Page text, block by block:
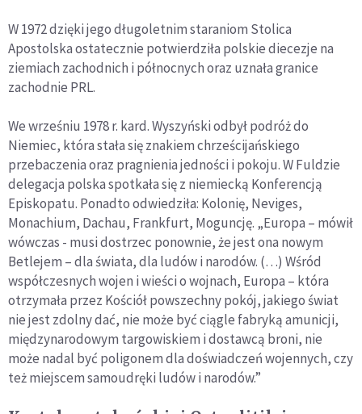
W 1972 dzięki jego długoletnim staraniom Stolica
Apostolska ostatecznie potwierdziła polskie diecezje na
ziemiach zachodnich i północnych oraz uznała granice
zachodnie PRL.
We wrześniu 1978 r. kard. Wyszyński odbył podróż do
Niemiec, która stała się znakiem chrześcijańskiego
przebaczenia oraz pragnienia jedności i pokoju. W Fuldzie
delegacja polska spotkała się z niemiecką Konferencją
Episkopatu. Ponadto odwiedziła: Kolonię, Neviges,
Monachium, Dachau, Frankfurt, Moguncję. „Europa – mówił
wówczas - musi dostrzec ponownie, że jest ona nowym
Betlejem – dla świata, dla ludów i narodów. (…) Wśród
współczesnych wojen i wieści o wojnach, Europa – która
otrzymała przez Kościół powszechny pokój, jakiego świat
nie jest zdolny dać, nie może być ciągle fabryką amunicji,
międzynarodowym targowiskiem i dostawcą broni, nie
może nadal być poligonem dla doświadczeń wojennych, czy
też miejscem samoudręki ludów i narodów.”